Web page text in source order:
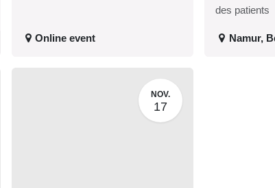
Online event
qualité des
Namur ,
NOV.
17